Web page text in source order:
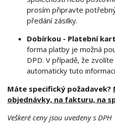
prosím připravte
předání zásilky.
Dobírkou - Platební
forma platby je možná
DPD. V případě, že
automaticky tuto
Máte specifický požadavek?
objednávky, na fakturu, na
Veškeré ceny jsou uvedeny s DPH